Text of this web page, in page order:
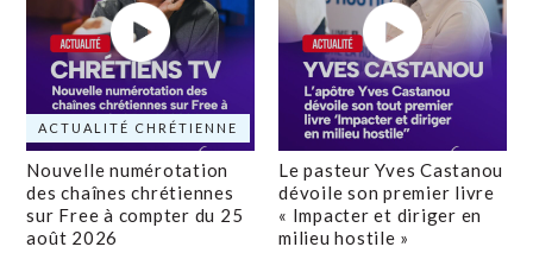
ACTUALITÉ CHRÉTIENNE
Nouvelle numérotation
des chaînes chrétiennes
sur Free à compter du 25
août 2026
Le pasteur Yves Castanou
dévoile son premier livre
« Impacter et diriger en
milieu hostile »